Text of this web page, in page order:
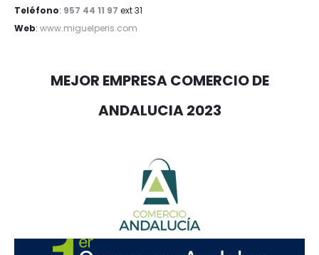
Teléfono: 957 44 11 97 ext 31
Web: www.miguelperis.com
MEJOR EMPRESA COMERCIO DE
ANDALUCIA 2023